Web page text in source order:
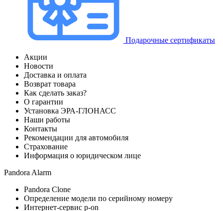
Подарочные сертификаты
Акции
Новости
Доставка и оплата
Возврат товара
Как сделать заказ?
О гарантии
Установка ЭРА-ГЛОНАСС
Наши работы
Контакты
Рекомендации для автомобиля
Страхование
Информация о юридическом лице
Pandora Alarm
Pandora Clone
Определение модели по серийному номеру
Интернет-сервис p-on